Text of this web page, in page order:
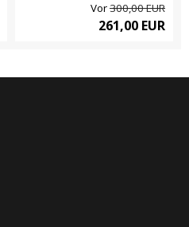
Vor300,00 EUR
261,00 EUR